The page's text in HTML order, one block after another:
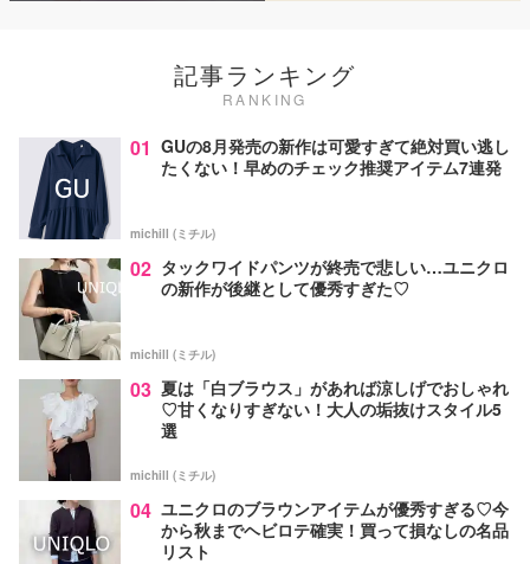
記事ランキング
RANKING
01 GUの8月発売の新作は可愛すぎて絶対買い逃し
たくない！早めのチェック推奨アイテム7連発
michill (ミチル)
02 タックワイドパンツが終売で悲しい…ユニクロ
の新作が後継として優秀すぎた♡
michill (ミチル)
03 夏は「白ブラウス」があれば涼しげでおしゃれ
♡甘くなりすぎない！大人の垢抜けスタイル5
選
michill (ミチル)
04 ユニクロのブラウンアイテムが優秀すぎる♡今
から秋までヘビロテ確実！買って損なしの名品
リスト